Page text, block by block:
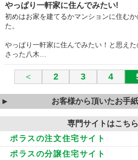
やっぱり一軒家に住んでみたい!
初めはお家を建てるかマンションに住む
た。
やっぱり一軒家に住んでみたい！と思え
さった八木…
＜ 2 3 4
お客様から頂いたお手紙
専門サイトはこち
ポラスの注文住宅サイト
ポラスの分譲住宅サイト